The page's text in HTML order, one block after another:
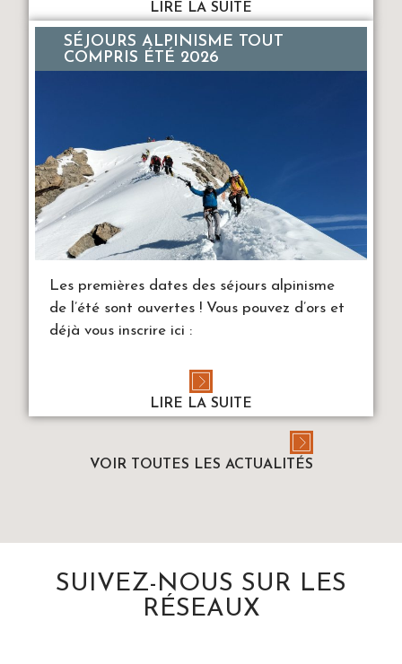
LIRE LA SUITE
SÉJOURS ALPINISME TOUT
COMPRIS ÉTÉ 2026
Les premières dates des séjours alpinisme
de l’été sont ouvertes ! Vous pouvez d’ors et
déjà vous inscrire ici :
LIRE LA SUITE
VOIR TOUTES LES ACTUALITÉS
SUIVEZ-NOUS SUR LES
RÉSEAUX